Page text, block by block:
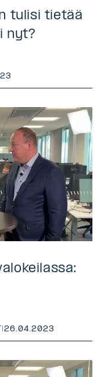
tulisi tietää
nyt?
26.04.2023